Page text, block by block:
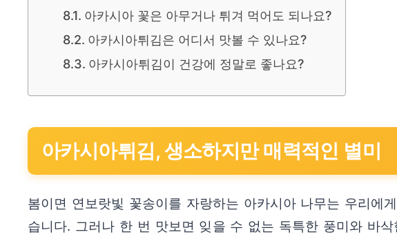
아카시아 꽃은 아무거나 튀겨 먹어도 되나요?
아카시아튀김은 어디서 맛볼 수 있나요?
아카시아튀김이 건강에 정말로 좋나요?
아카시아튀김, 생소하지만 매력적인 별미
봄이면 연보랏빛 꽃송이를 자랑하는 아카시아 나무는 우리
습니다. 그러나 한 번 맛보면 잊을 수 없는 독특한 풍미와 바